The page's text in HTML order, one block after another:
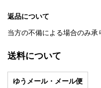
返品について
当方の不備による場合のみ承
送料について
ゆうメール・メール便